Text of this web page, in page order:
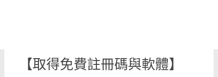
【取得免費註冊碼與軟體】